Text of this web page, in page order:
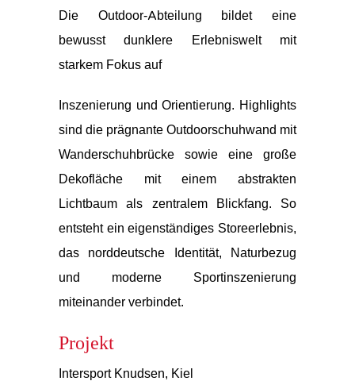
Die Outdoor-Abteilung bildet eine
bewusst dunklere Erlebniswelt mit
starkem Fokus auf
Inszenierung und Orientierung. Highlights
sind die prägnante Outdoorschuhwand mit
Wanderschuhbrücke sowie eine große
Dekofläche mit einem abstrakten
Lichtbaum als zentralem Blickfang. So
entsteht ein eigenständiges Storeerlebnis,
das norddeutsche Identität, Naturbezug
und moderne Sportinszenierung
miteinander verbindet.
Projekt
Intersport Knudsen, Kiel